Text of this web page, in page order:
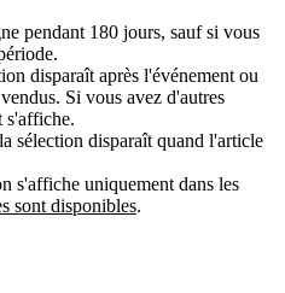
pendant 180 jours, sauf si vous
disparaît après l'événement ou
Si vous avez d'autres
s'affiche.
sélection disparaît quand l'article
s'affiche uniquement dans les
sont disponibles.